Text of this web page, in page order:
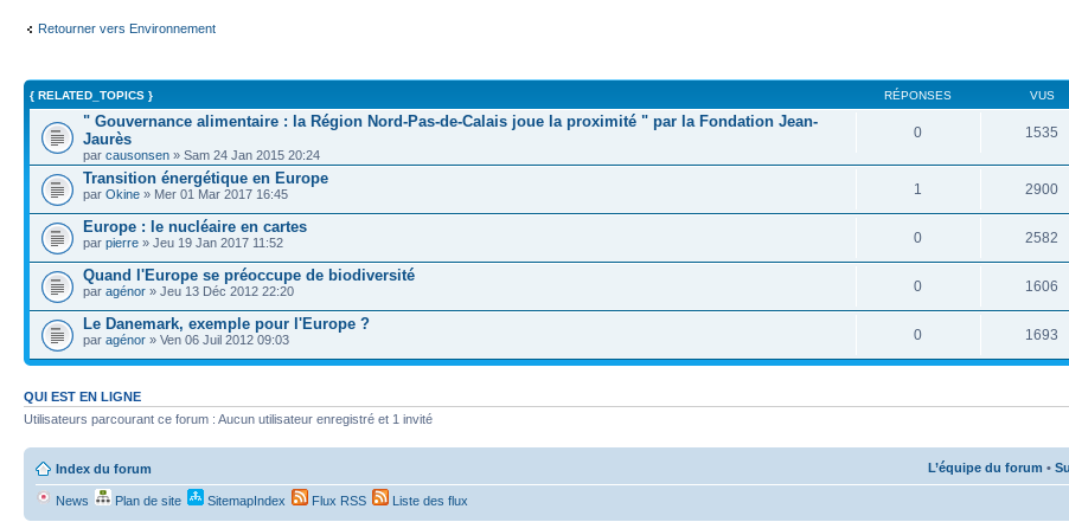
Retourner vers Environnement
{ RELATED_TOPICS } RÉPONSES VUS
" Gouvernance alimentaire : la Région Nord-Pas-de-Calais joue la proximité " par la Fondation Jean-
Jaurès
par causonsen » Sam 24 Jan 2015 20:24
0 1535
Transition énergétique en Europe
par Okine » Mer 01 Mar 2017 16:45 1 2900
Europe : le nucléaire en cartes
par pierre » Jeu 19 Jan 2017 11:52 0 2582
Quand l'Europe se préoccupe de biodiversité
par agénor » Jeu 13 Déc 2012 22:20 0 1606
Le Danemark, exemple pour l'Europe ?
par agénor » Ven 06 Juil 2012 09:03 0 1693
QUI EST EN LIGNE
Utilisateurs parcourant ce forum : Aucun utilisateur enregistré et 1 invité
Index du forum L’équipe du forum •
News Plan de site SitemapIndex Flux RSS Liste des flux